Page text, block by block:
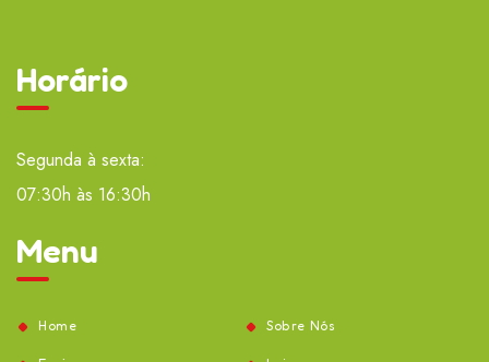
Horário
Segunda à sexta:
07:30h às 16:30h
Menu
Home Sobre Nós